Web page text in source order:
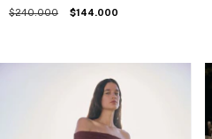
$240.000 $144.000